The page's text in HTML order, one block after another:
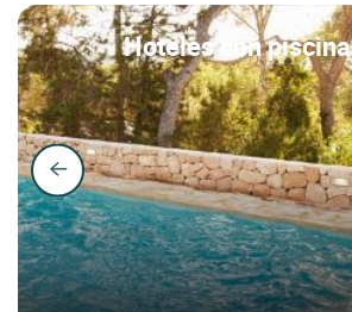
Hoteles con piscina